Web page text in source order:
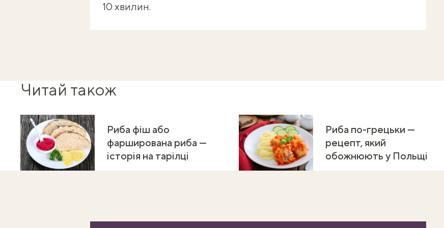
10 хвилин.
Читай також
Риба фіш або
фарширована риба —
історія на тарілці
Риба по-грецьки —
рецепт, який
обожнюють у Польщі